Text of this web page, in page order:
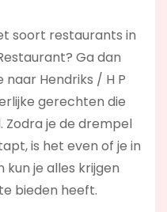
soort restaurants in
Ga dan
Hendriks / H P
gerechten die
Zodra je de drempel
is het even of je in
je alles krijgen
bieden heeft.